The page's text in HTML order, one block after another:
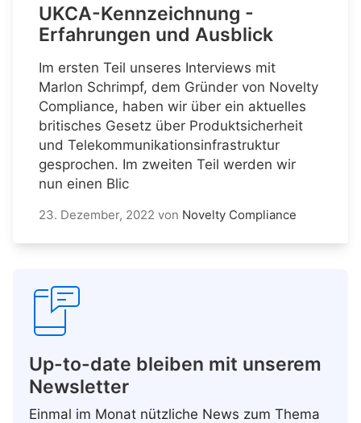
UKCA-Kennzeichnung -
Erfahrungen und Ausblick
Im ersten Teil unseres Interviews mit
Marlon Schrimpf, dem Gründer von Novelty
Compliance, haben wir über ein aktuelles
britisches Gesetz über Produktsicherheit
und Telekommunikationsinfrastruktur
gesprochen. Im zweiten Teil werden wir
nun einen Blic
23. Dezember, 2022 von Novelty Compliance
Up-to-date bleiben mit unserem
Newsletter
Einmal im Monat nützliche News zum Thema